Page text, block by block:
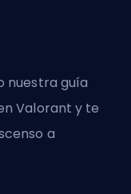
nuestra guía
Valorant y te
a